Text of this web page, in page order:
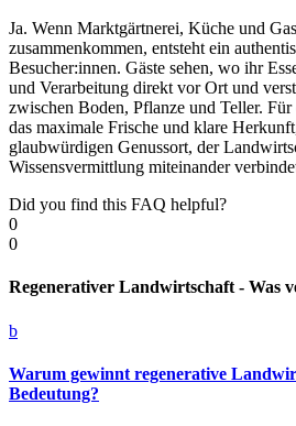
Ja. Wenn Marktgärtnerei, Küche und
zusammenkommen, entsteht ein
Besucher:innen. Gäste sehen, wo ihr
und Verarbeitung direkt vor Ort und
zwischen Boden, Pflanze und Teller.
das maximale Frische und klare
glaubwürdigen Genussort, der
Wissensvermittlung miteinander
Did you find this FAQ helpful?
0
0
Regenerativer Landwirtschaft - Was
b
Warum gewinnt regenerative
Bedeutung?